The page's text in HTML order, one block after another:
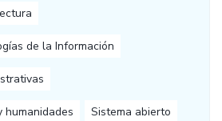
de la Información
humanidades Sistema abierto